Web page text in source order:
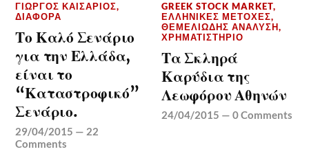
ΓΙΏΡΓΟΣ ΚΑΙΣΆΡΙΟΣ,
ΔΙΆΦΟΡΑ
Το Καλό Σενάριο
για την Ελλάδα,
είναι το
“Καταστροφικό”
Σενάριο.
29/04/2015 — 22
Comments
GREEK STOCK MARKET,
ΕΛΛΗΝΙΚΈΣ ΜΕΤΟΧΈΣ,
ΘΕΜΕΛΙΏΔΗΣ ΑΝΆΛΥΣΗ,
ΧΡΗΜΑΤΙΣΤΉΡΙΟ
Τα Σκληρά
Καρύδια της
Λεωφόρου Αθηνών
24/04/2015 —0 Comments